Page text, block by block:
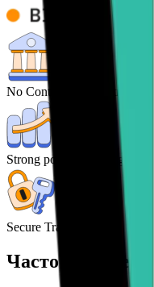
No Control from central
Strong potential for high
Secure Transactions
Часто